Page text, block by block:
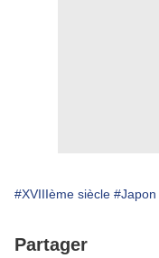
#XVIIIème siècle #Japon
Partager